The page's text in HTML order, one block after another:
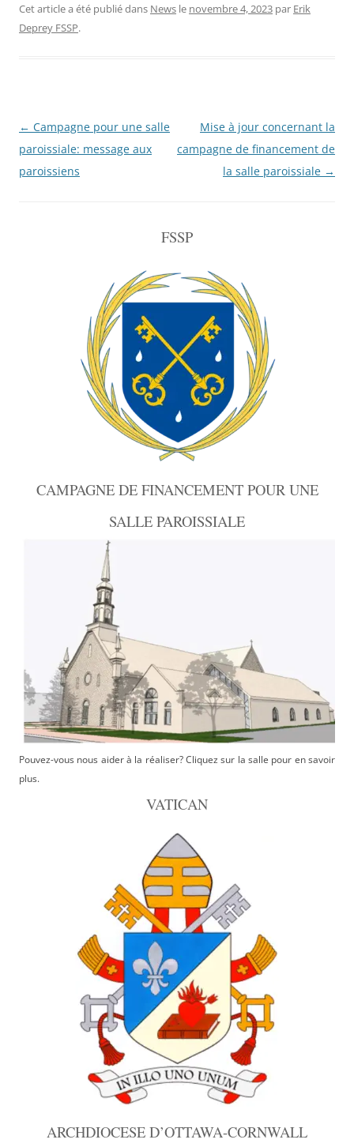
Cet article a été publié dans News le novembre 4, 2023 par Erik
Deprey FSSP.
Navigation
de
l'article
← Campagne pour une salle
paroissiale: message aux
paroissiens
Mise à jour concernant la
campagne de financement de
la salle paroissiale →
FSSP
CAMPAGNE DE FINANCEMENT POUR UNE
SALLE PAROISSIALE
Pouvez-vous nous aider à la réaliser? Cliquez sur la salle pour en savoir
plus.
VATICAN
ARCHDIOCESE D’OTTAWA-CORNWALL